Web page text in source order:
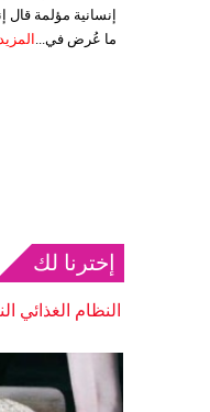
إنسانية مؤلمة قال
ما عُرض في... المزيد
إخترنا لك
النظام الغذائي